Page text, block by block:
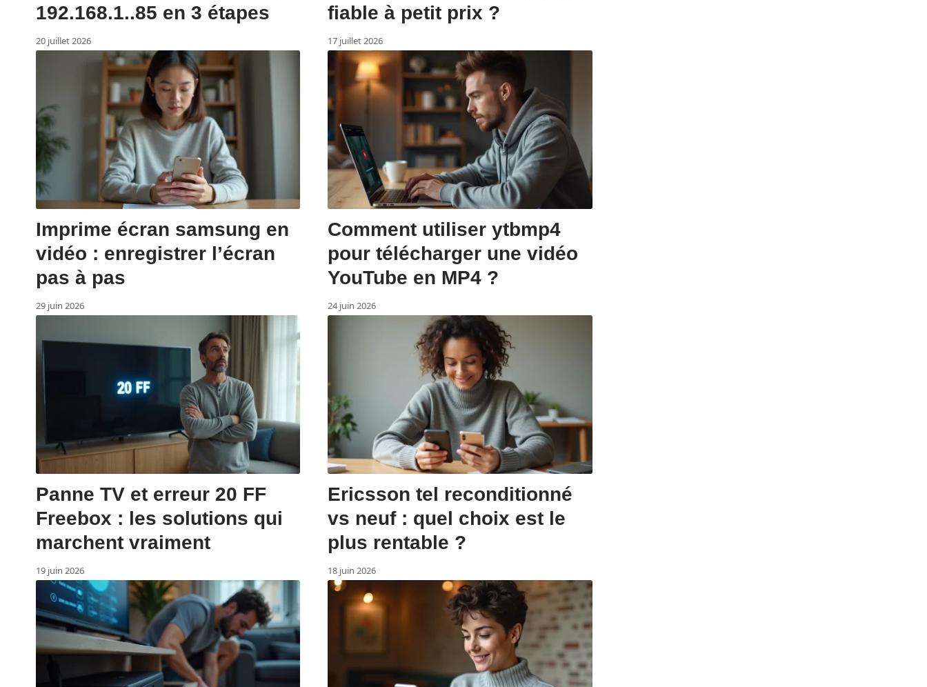
192.168.1..85 en 3 étapes
20 juillet 2026
fiable à petit prix ?
17 juillet 2026
Imprime écran samsung en
vidéo : enregistrer l’écran
pas à pas
29 juin 2026
Comment utiliser ytbmp4
pour télécharger une vidéo
YouTube en MP4 ?
24 juin 2026
Panne TV et erreur 20 FF
Freebox : les solutions qui
marchent vraiment
19 juin 2026
Ericsson tel reconditionné
vs neuf : quel choix est le
plus rentable ?
18 juin 2026